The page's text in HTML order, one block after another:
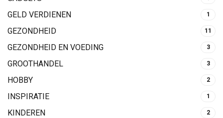
GELD VERDIENEN 1
GEZONDHEID 11
GEZONDHEID EN VOEDING 3
GROOTHANDEL 3
HOBBY 2
INSPIRATIE 1
KINDEREN 2